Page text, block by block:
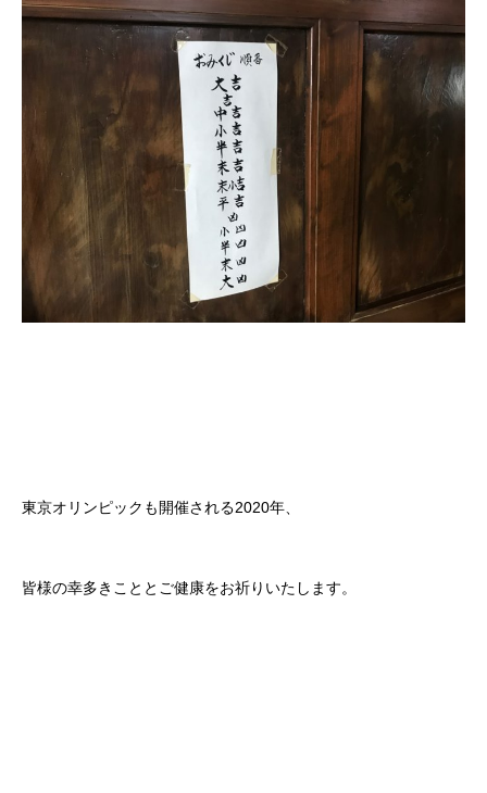
東京オリンピックも開催される2020年、
皆様の幸多きこととご健康をお祈りいたします。